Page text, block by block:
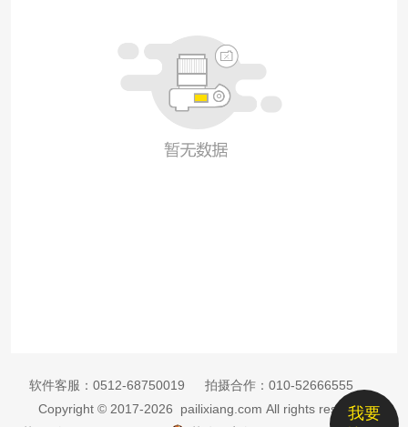
我要
软件客服： 0512-68750019 拍摄合作： 010-52666555
Copyright © 2017-2026 pailixiang.com All rights reserved